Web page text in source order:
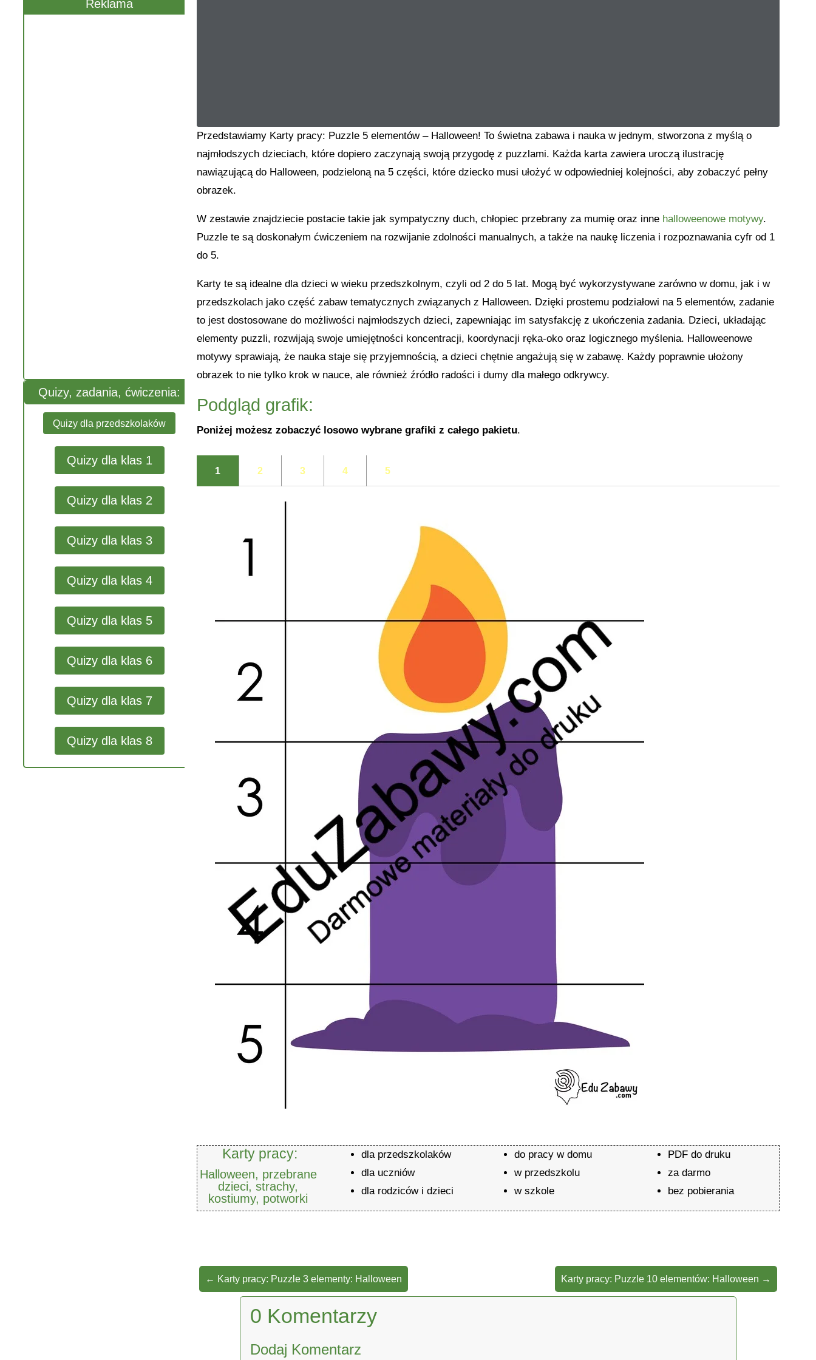
Reklama
Quizy, zadania, ćwiczenia:
Quizy dla przedszkolaków
Quizy dla klas 1
Quizy dla klas 2
Quizy dla klas 3
Quizy dla klas 4
Quizy dla klas 5
Quizy dla klas 6
Quizy dla klas 7
Quizy dla klas 8
Przedstawiamy Karty pracy: Puzzle 5 elementów – Halloween! To świetna zabawa i nauka w jednym, stworzona z myślą o
najmłodszych dzieciach, które dopiero zaczynają swoją przygodę z puzzlami. Każda karta zawiera uroczą ilustrację
nawiązującą do Halloween, podzieloną na 5 części, które dziecko musi ułożyć w odpowiedniej kolejności, aby zobaczyć pełny
obrazek.
W zestawie znajdziecie postacie takie jak sympatyczny duch, chłopiec przebrany za mumię oraz inne halloweenowe motywy.
Puzzle te są doskonałym ćwiczeniem na rozwijanie zdolności manualnych, a także na naukę liczenia i rozpoznawania cyfr od 1
do 5.
Karty te są idealne dla dzieci w wieku przedszkolnym, czyli od 2 do 5 lat. Mogą być wykorzystywane zarówno w domu, jak i w
przedszkolach jako część zabaw tematycznych związanych z Halloween. Dzięki prostemu podziałowi na 5 elementów, zadanie
to jest dostosowane do możliwości najmłodszych dzieci, zapewniając im satysfakcję z ukończenia zadania. Dzieci, układając
elementy puzzli, rozwijają swoje umiejętności koncentracji, koordynacji ręka-oko oraz logicznego myślenia. Halloweenowe
motywy sprawiają, że nauka staje się przyjemnością, a dzieci chętnie angażują się w zabawę. Każdy poprawnie ułożony
obrazek to nie tylko krok w nauce, ale również źródło radości i dumy dla małego odkrywcy.
Podgląd grafik:
Poniżej możesz zobaczyć losowo wybrane grafiki z całego pakietu.
1 2 3 4 5
Karty pracy:
Halloween, przebrane
dzieci, strachy,
kostiumy, potworki
dla przedszkolaków
dla uczniów
dla rodziców i dzieci
do pracy w domu
w przedszkolu
w szkole
PDF do druku
za darmo
bez pobierania
← Karty pracy: Puzzle 3 elementy: Halloween Karty pracy: Puzzle 10 elementów: Halloween →
0 Komentarzy
Dodaj Komentarz